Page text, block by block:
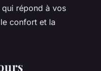
répond à vos
confort et la